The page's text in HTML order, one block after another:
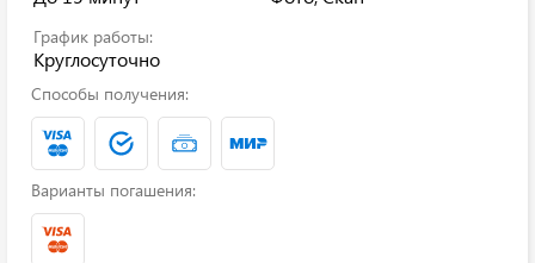
График работы:
Круглосуточно
Способы получения:
Варианты погашения: